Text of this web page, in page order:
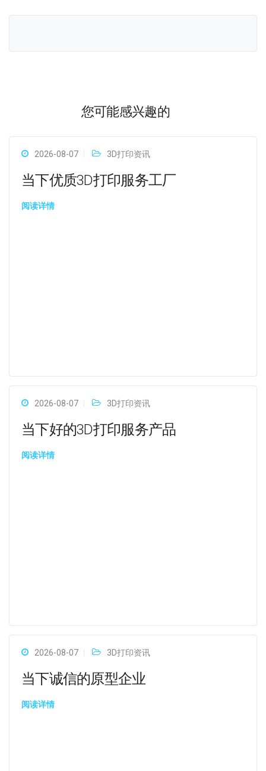
您可能感兴趣的
2026-08-07 3D打印资讯
当下优质3D打印服务工厂
阅读详情
2026-08-07 3D打印资讯
当下好的3D打印服务产品
阅读详情
2026-08-07 3D打印资讯
当下诚信的原型企业
阅读详情